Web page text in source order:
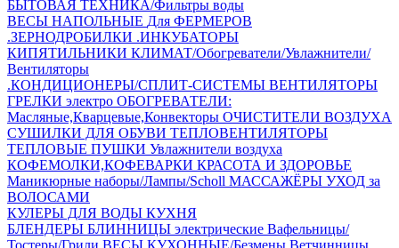
БЫТОВАЯ ТЕХНИКА/Фильтры воды
ВЕСЫ НАПОЛЬНЫЕ Для ФЕРМЕРОВ
.ЗЕРНОДРОБИЛКИ .ИНКУБАТОРЫ
КИПЯТИЛЬНИКИ КЛИМАТ/Обогреватели/Увлажнители/
Вентиляторы
.КОНДИЦИОНЕРЫ/СПЛИТ-СИСТЕМЫ ВЕНТИЛЯТОРЫ
ГРЕЛКИ электро ОБОГРЕВАТЕЛИ:
Масляные,Кварцевые,Конвекторы ОЧИСТИТЕЛИ ВОЗДУХА
СУШИЛКИ ДЛЯ ОБУВИ ТЕПЛОВЕНТИЛЯТОРЫ
ТЕПЛОВЫЕ ПУШКИ Увлажнители воздуха
КОФЕМОЛКИ,КОФЕВАРКИ КРАСОТА И ЗДОРОВЬЕ
Маникюрные наборы/Лампы/Scholl МАССАЖЁРЫ УХОД за
ВОЛОСАМИ
КУЛЕРЫ ДЛЯ ВОДЫ КУХНЯ
БЛЕНДЕРЫ БЛИННИЦЫ электрические Вафельницы/
Тостеры/Грили ВЕСЫ КУХОННЫЕ/Безмены Ветчинницы